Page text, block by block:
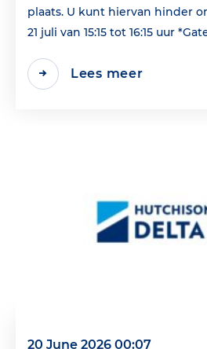
plaats. U kunt hiervan hinder
21 juli van 15:15 tot 16:15 uur
Lees meer
20 June 2026 00:07